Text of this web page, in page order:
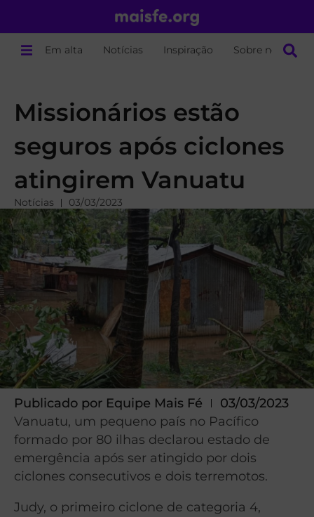
Em alta Notícias Inspiração Sobre nós
Missionários estão
seguros após ciclones
atingirem Vanuatu
Notícias 03/03/2023
Publicado por Equipe Mais Fé
03/03/2023
Vanuatu, um pequeno país no Pacífico
formado por 80 ilhas declarou estado de
emergência após ser atingido por dois
ciclones consecutivos e dois terremotos.
Judy, o primeiro ciclone de categoria 4,